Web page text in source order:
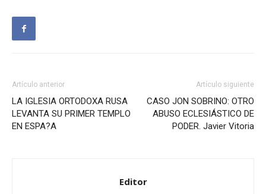
Artículo anterior
LA IGLESIA ORTODOXA RUSA
LEVANTA SU PRIMER TEMPLO
EN ESPA?A
Artículo siguiente
CASO JON SOBRINO: OTRO
ABUSO ECLESIÁSTICO DE
PODER. Javier Vitoria
Editor